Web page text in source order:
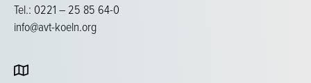
Tel.: 0221 – 25 85 64-0
info@avt-koeln.org